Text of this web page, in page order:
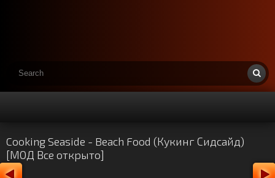
Cooking Seaside - Beach Food (Кукинг Сидсайд)
[МОД Все открыто]